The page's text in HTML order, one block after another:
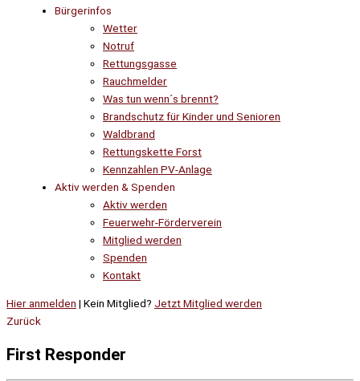
Bürgerinfos
Wetter
Notruf
Rettungsgasse
Rauchmelder
Was tun wenn´s brennt?
Brandschutz für Kinder und Senioren
Waldbrand
Rettungskette Forst
Kennzahlen PV-Anlage
Aktiv werden & Spenden
Aktiv werden
Feuerwehr-Förderverein
Mitglied werden
Spenden
Kontakt
Hier anmelden | Kein Mitglied? Jetzt Mitglied werden
Zurück
First Responder